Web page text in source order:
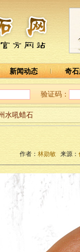
新闻动态 奇
验证码：
水吼蜡石
作者： 林勋敏来源：